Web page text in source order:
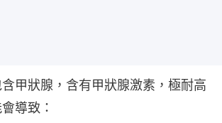
甲狀腺，含有甲狀腺激素，極耐高
導致：